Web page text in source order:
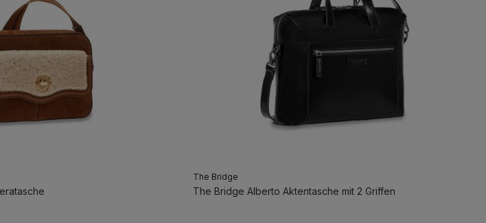
The Bridge
The Bridge Alberto Aktentasche mit 2 Griffen